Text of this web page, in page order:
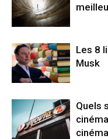
Les 8
Musk
Quels